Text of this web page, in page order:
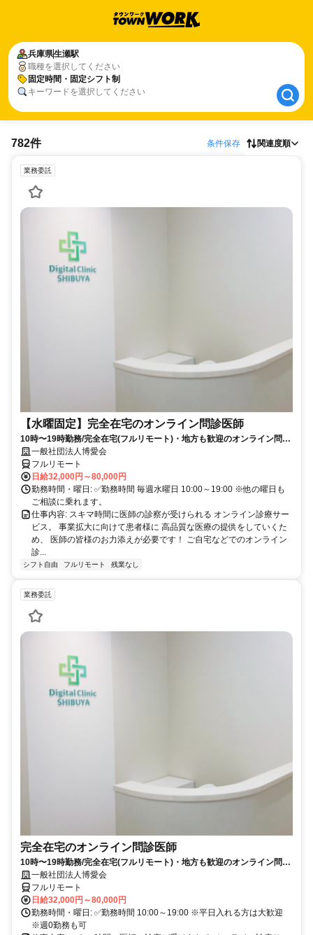
兵庫県生瀬駅
職種を選択してください
固定時間・固定シフト制
キーワードを選択してください
兵庫県生瀬駅
固定時間・固定シフト制
782件 条件保存 関連度順
業務委託
【水曜固定】完全在宅のオンライン問診医師
10時〜19時勤務/完全在宅(フルリモート)・地方も歓迎のオンライン問診
業務一般社団法人博愛会
フルリモート
日給32,000円～80,000円
勤務時間・曜日: ✅勤務時間 毎週水曜日 10:00～19:00 ※他の曜日も
ご相談に乗れます。
仕事内容: スキマ時間に医師の診察が受けられる オンライン診療サー
ビス。 事業拡大に向けて患者様に 高品質な医療の提供をしていくた
め、 医師の皆様のお力添えが必要です！ ご自宅などでのオンライン
診...
シフト自由 フルリモート 残業なし
業務委託
完全在宅のオンライン問診医師
10時〜19時勤務/完全在宅(フルリモート)・地方も歓迎のオンライン問診
業務一般社団法人博愛会
フルリモート
日給32,000円～80,000円
勤務時間・曜日: ✅勤務時間 10:00～19:00 ※平日入れる方は大歓迎
※週0勤務も可